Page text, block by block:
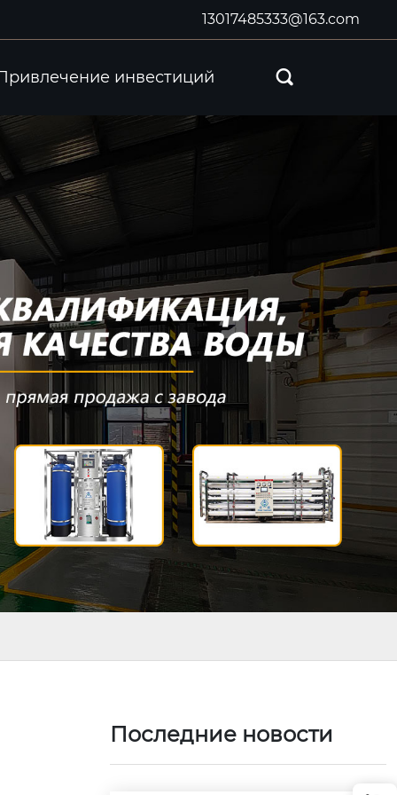
13017485333@163.com
инвестиций 
Последние новости